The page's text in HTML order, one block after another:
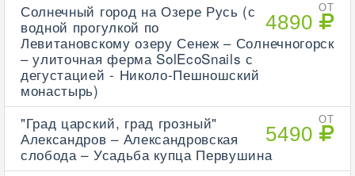
ОТ
4890
Солнечный город на Озере Русь (с
водной прогулкой по
Левитановскому озеру Сенеж – Солнечногорск
– улиточная ферма SolEcoSnails с
дегустацией - Николо-Пешношский
монастырь)
ОТ
5490
"Град царский, град грозный"
Александров – Александровская
слобода – Усадьба купца Первушина